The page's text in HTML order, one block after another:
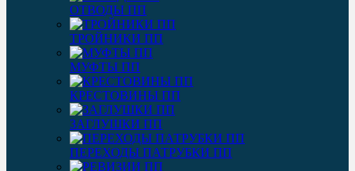
ОТВОДЫ ПП
ТРОЙНИКИ ПП
МУФТЫ ПП
КРЕСТОВИНЫ ПП
ЗАГЛУШКИ ПП
ПЕРЕХОДЫ ПАТРУБКИ ПП